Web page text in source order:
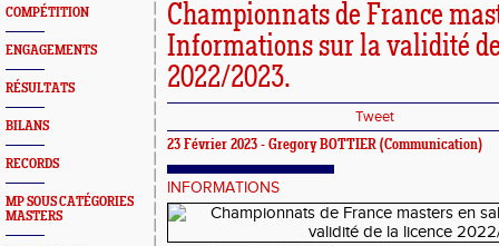
COMPÉTITION
ENGAGEMENTS
RÉSULTATS
BILANS
RECORDS
MP SOUS CATÉGORIES
MASTERS
Championnats de France
Informations sur la validité
2022/2023.
Tweet
23 Février 2023 - Gregory BOTTIER (Communication)
INFORMATIONS